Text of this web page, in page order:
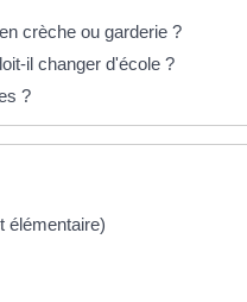
crèche ou garderie ?
il changer d'école ?
?
élémentaire)